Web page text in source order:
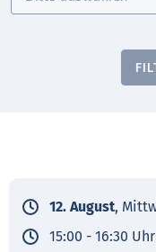
12. August,
15:00 - 16:30 Uhr